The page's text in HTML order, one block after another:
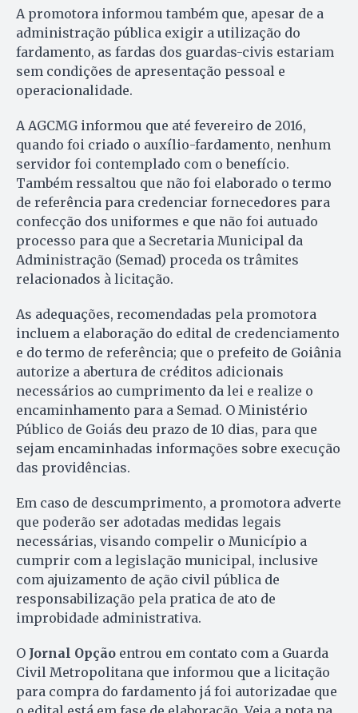
A promotora informou também que, apesar de a
administração pública exigir a utilização do
fardamento, as fardas dos guardas-civis estariam
sem condições de apresentação pessoal e
operacionalidade.
A AGCMG informou que até fevereiro de 2016,
quando foi criado o auxílio-fardamento, nenhum
servidor foi contemplado com o benefício.
Também ressaltou que não foi elaborado o termo
de referência para credenciar fornecedores para
confecção dos uniformes e que não foi autuado
processo para que a Secretaria Municipal da
Administração (Semad) proceda os trâmites
relacionados à licitação.
As adequações, recomendadas pela promotora
incluem a elaboração do edital de credenciamento
e do termo de referência; que o prefeito de Goiânia
autorize a abertura de créditos adicionais
necessários ao cumprimento da lei e realize o
encaminhamento para a Semad. O Ministério
Público de Goiás deu prazo de 10 dias, para que
sejam encaminhadas informações sobre execução
das providências.
Em caso de descumprimento, a promotora adverte
que poderão ser adotadas medidas legais
necessárias, visando compelir o Município a
cumprir com a legislação municipal, inclusive
com ajuizamento de ação civil pública de
responsabilização pela pratica de ato de
improbidade administrativa.
O Jornal Opção entrou em contato com a Guarda
Civil Metropolitana que informou que a licitação
para compra do fardamento já foi autorizadae que